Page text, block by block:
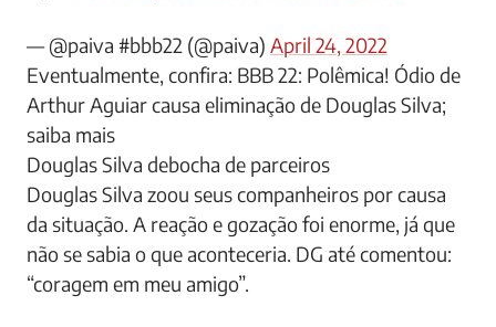
— @paiva #bbb22 (@paiva) April 24, 2022
Eventualmente, confira: BBB 22: Polêmica! Ódio de
Arthur Aguiar causa eliminação de Douglas Silva;
saiba mais
Douglas Silva debocha de parceiros
Douglas Silva zoou seus companheiros por causa
da situação. A reação e gozação foi enorme, já que
não se sabia o que aconteceria. DG até comentou:
“coragem em meu amigo”.